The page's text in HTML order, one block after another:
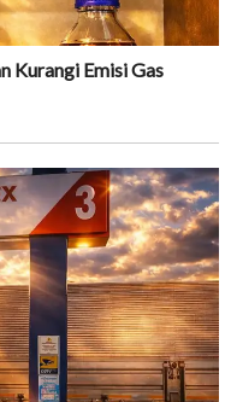
Kurangi Emisi Gas